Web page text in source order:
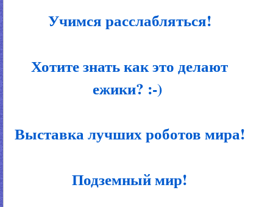
Учимся расслабляться!
Хотите знать как это делают
ежики? :-)
Выставка лучших роботов мира!
Подземный мир!